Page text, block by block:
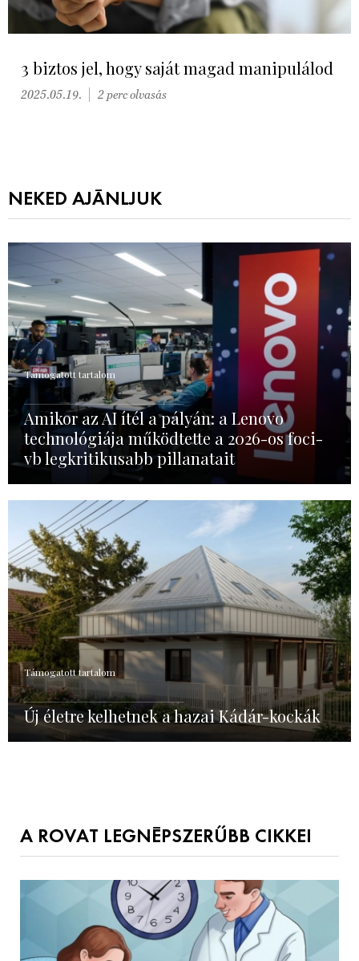
3 biztos jel, hogy saját magad manipulálod
2025.05.19. 2 perc olvasás
NEKED AJÁNLJUK
Támogatott tartalom
Amikor az AI ítél a pályán: a Lenovo
technológiája működtette a 2026-os foci-
vb legkritikusabb pillanatait
Támogatott tartalom
Új életre kelhetnek a hazai Kádár-kockák
A ROVAT LEGNÉPSZERŰBB CIKKEI